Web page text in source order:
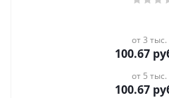
от 3 тыс.
100.67
от 5 тыс.
100.67